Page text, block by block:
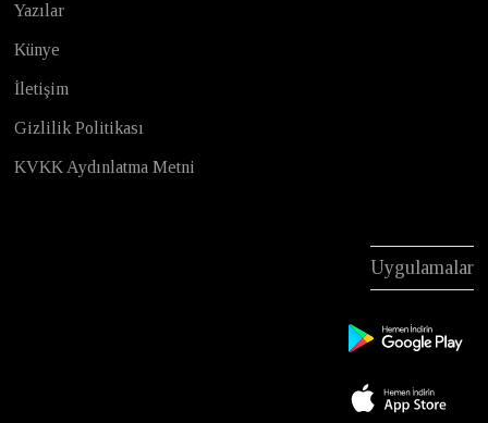
Yazılar
Künye
İletişim
Gizlilik Politikası
KVKK Aydınlatma Metni
Uygulamalar